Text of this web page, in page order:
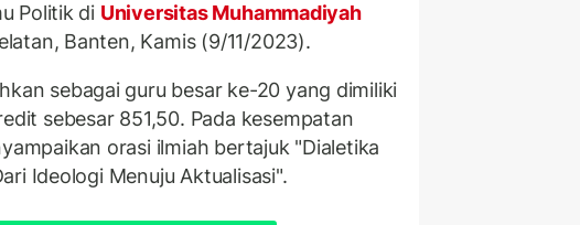
Politik di Universitas Muhammadiyah
Banten, Kamis (9/11/2023).
sebagai guru besar ke-20 yang dimiliki
sebesar 851,50. Pada kesempatan
orasi ilmiah bertajuk "Dialetika
Ideologi Menuju Aktualisasi".